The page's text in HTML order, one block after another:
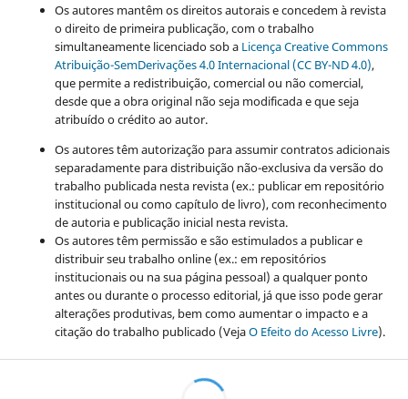
Os autores mantêm os direitos autorais e concedem à revista
o direito de primeira publicação, com o trabalho
simultaneamente licenciado sob aLicença Creative Commons
Atribuição-SemDerivações 4.0 Internacional (CC BY-ND 4.0),
que permite a redistribuição, comercial ou não comercial,
desde que a obra original não seja modificada e que seja
atribuído o crédito ao autor.
Os autores têm autorização para assumir contratos adicionais
separadamente para distribuição não-exclusiva da versão do
trabalho publicada nesta revista (ex.: publicar em repositório
institucional ou como capítulo de livro), com reconhecimento
de autoria e publicação inicial nesta revista.
Os autores têm permissão e são estimulados a publicar e
distribuir seu trabalho online (ex.: em repositórios
institucionais ou na sua página pessoal) a qualquer ponto
antes ou durante o processo editorial, já que isso pode gerar
alterações produtivas, bem como aumentar o impacto e a
citação do trabalho publicado (VejaO Efeito do Acesso Livre).